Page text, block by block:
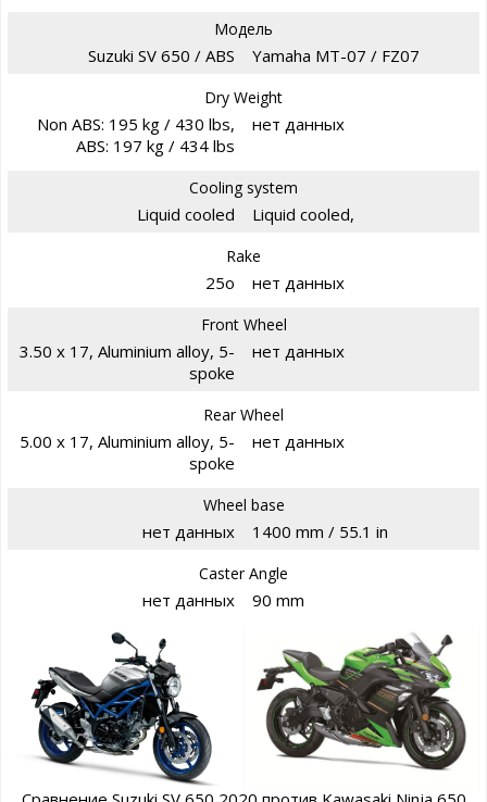
Модель
Suzuki SV 650 / ABS Yamaha MT-07 / FZ07
Dry Weight
Non ABS: 195 kg / 430 lbs,
ABS: 197 kg / 434 lbs
нет данных
Cooling system
Liquid cooled Liquid cooled,
Rake
25o нет данных
Front Wheel
3.50 x 17, Aluminium alloy, 5-
spoke
нет данных
Rear Wheel
5.00 x 17, Aluminium alloy, 5-
spoke
нет данных
Wheel base
нет данных 1400 mm / 55.1 in
Caster Angle
нет данных 90 mm